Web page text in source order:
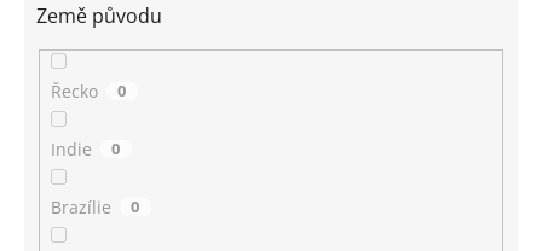
Země původu
Řecko 0
Indie 0
Brazílie 0